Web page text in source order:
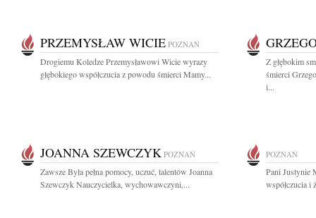
PRZEMYSŁAW WICIE POZNAŃ
Drogiemu Koledze Przemysławowi Wicie wyrazy
głębokiego współczucia z powodu śmierci Mamy...
Z głębokim
śmierci
i...
JOANNA SZEWCZYK POZNAŃ
Zawsze Była pełna pomocy, uczuć, talentów Joanna
Szewczyk Nauczycielka, wychowawczyni,...
POZNAŃ
Pani Justynie
współczucia i